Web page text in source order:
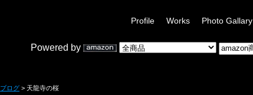
Profile Works Photo Gallary
Powered by
ブログ > 天龍寺の桜